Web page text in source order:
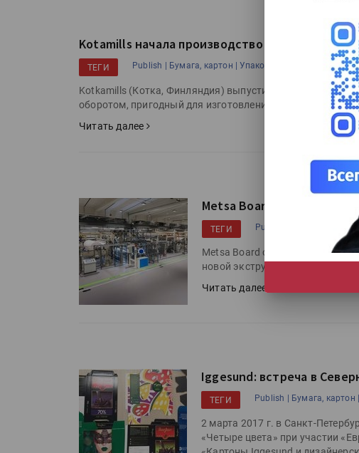
Kotamills начала производство
ТЕГИ Publish | Бумага, картон | Упаковка | Kotkamills |
Kotkamills (Котка, Финляндия) выпустила немелованный
оборотом, пригодный для изготовления пищевой и
Читать далее
Metsa Board установила
ТЕГИ Publish | Бумага, картон |
Metsa Board объявила о
новой экструзионной линии
Читать далее
Iggesund: встреча в
ТЕГИ Publish | Бумага, картон |
2 марта 2017 г. в Санкт-
«Четыре цвета» при участии